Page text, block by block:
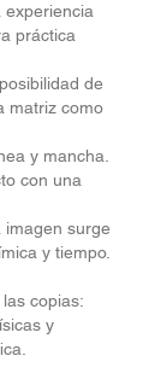
experiencia
práctica
de
matriz como
y mancha.
con una
surge
y tiempo.
copias:
y